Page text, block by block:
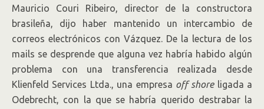
Mauricio Couri Ribeiro, director de la constructora
brasileña, dijo haber mantenido un intercambio de
correos electrónicos con Vázquez. De la lectura de los
mails se desprende que alguna vez habría habido algún
problema con una transferencia realizada desde
Klienfeld Services Ltda., una empresa off shoreligada a
Odebrecht, con la que se habría querido destrabar la